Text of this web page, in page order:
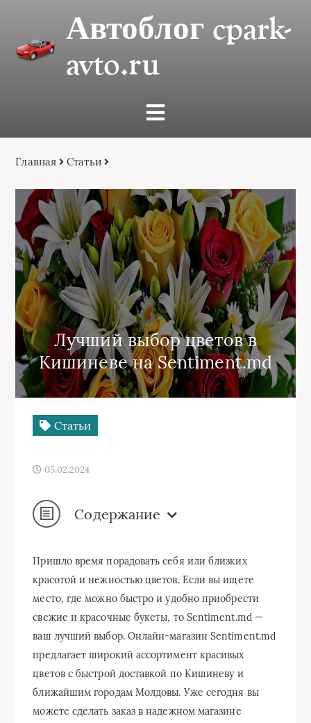
Автоблог cpark-
avto.ru
Главная Статьи
Лучший выбор цветов в
Кишиневе на Sentiment.md
Статьи
05.02.2024
Содержание
Пришло время порадовать себя или близких
красотой и нежностью цветов. Если вы ищете
место, где можно быстро и удобно приобрести
свежие и красочные букеты, то Sentiment.md —
ваш лучший выбор. Онлайн-магазин Sentiment.md
предлагает широкий ассортимент красивых
цветов с быстрой доставкой по Кишиневу и
ближайшим городам Молдовы. Уже сегодня вы
можете сделать заказ в надежном магазине